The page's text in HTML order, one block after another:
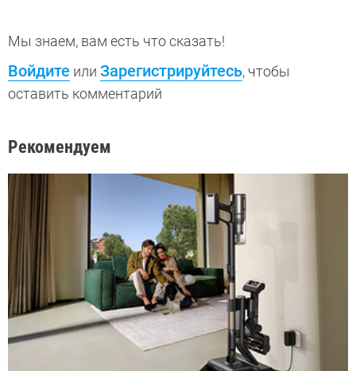
Мы знаем, вам есть что сказать!
Войдите или Зарегистрируйтесь, чтобы
оставить комментарий
Рекомендуем